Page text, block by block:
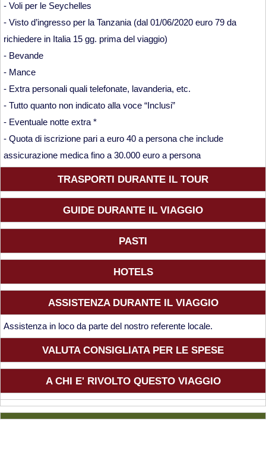
- Voli per le Seychelles
- Visto d’ingresso per la Tanzania (dal 01/06/2020 euro 79 da
richiedere in Italia 15 gg. prima del viaggio)
- Bevande
- Mance
- Extra personali quali telefonate, lavanderia, etc.
- Tutto quanto non indicato alla voce “Inclusi”
- Eventuale notte extra *
- Quota di iscrizione pari a euro 40 a persona che include
assicurazione medica fino a 30.000 euro a persona
TRASPORTI DURANTE IL TOUR
GUIDE DURANTE IL VIAGGIO
PASTI
HOTELS
ASSISTENZA DURANTE IL VIAGGIO
Assistenza in loco da parte del nostro referente locale.
VALUTA CONSIGLIATA PER LE SPESE
A CHI E' RIVOLTO QUESTO VIAGGIO